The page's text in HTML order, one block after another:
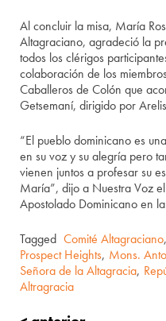
Al concluir la misa, María
Altagraciano, agradeció la
todos los clérigos
colaboración de los
Caballeros de Colón que
Getsemaní, dirigido por
“El pueblo dominicano es
en su voz y su alegría pero
vienen juntos a profesar su
María”, dijo a Nuestra Voz
Apostolado Dominicano en
Tagged Comité Altagraciano,
Prospect Heights, Mons.
Señora de la Altagracia,
Altragracia